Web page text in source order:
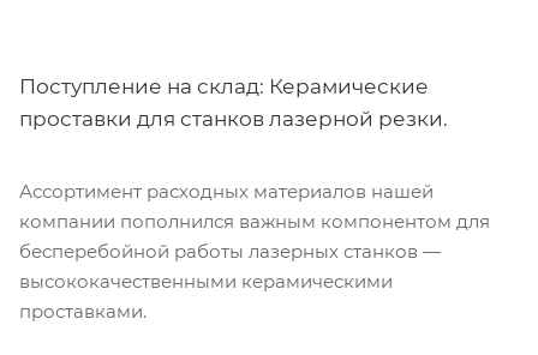
Поступление на склад: Керамические
проставки для станков лазерной резки.
Ассортимент расходных материалов нашей
компании пополнился важным компонентом для
бесперебойной работы лазерных станков —
высококачественными керамическими
проставками.